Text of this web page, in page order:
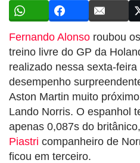
Fernando Alonso roubou
treino livre do GP da
realizado nessa sexta-
desempenho
Aston Martin muito
Lando Norris. O espanhol
apenas 0,087s do
Piastri companheiro de
ficou em terceiro.